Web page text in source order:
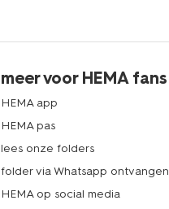
meer voor HEMA fans
HEMA app
HEMA pas
lees onze folders
folder via Whatsapp ontvangen
HEMA op social media